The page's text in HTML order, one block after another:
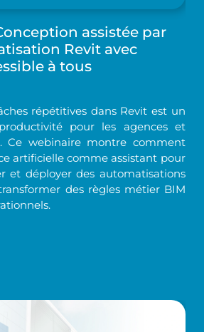
assistée par
Revit avec
à tous
répétitives dans Revit est un
pour les agences et
Ce webinaire montre comment
artificielle comme assistant pour
et déployer des automatisations
des règles métier BIM